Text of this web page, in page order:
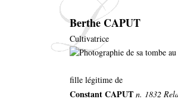
Berthe CAPUT
Cultivatrice
fille légitime de
Constant CAPUT n. 1832